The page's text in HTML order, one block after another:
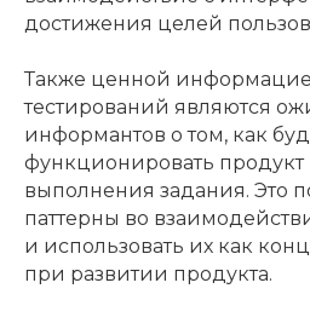
достижения целей
Также ценной
тестирований являются
информантов о том, как
функционировать продукт
выполнения задания. Это
паттерны во
и использовать их как
при развитии продукта.